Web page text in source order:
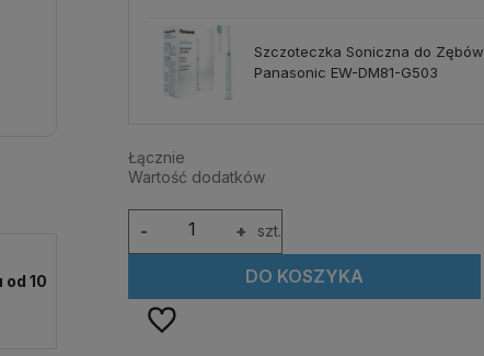
10
Szczoteczka Soniczna do Zębów
Panasonic EW-DM81-G503
Łącznie
Wartość dodatków
+
- szt.
DO KOSZYKA